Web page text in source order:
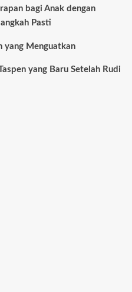
bagi Anak dengan
Pasti
yang Menguatkan
yang Baru Setelah Rudi